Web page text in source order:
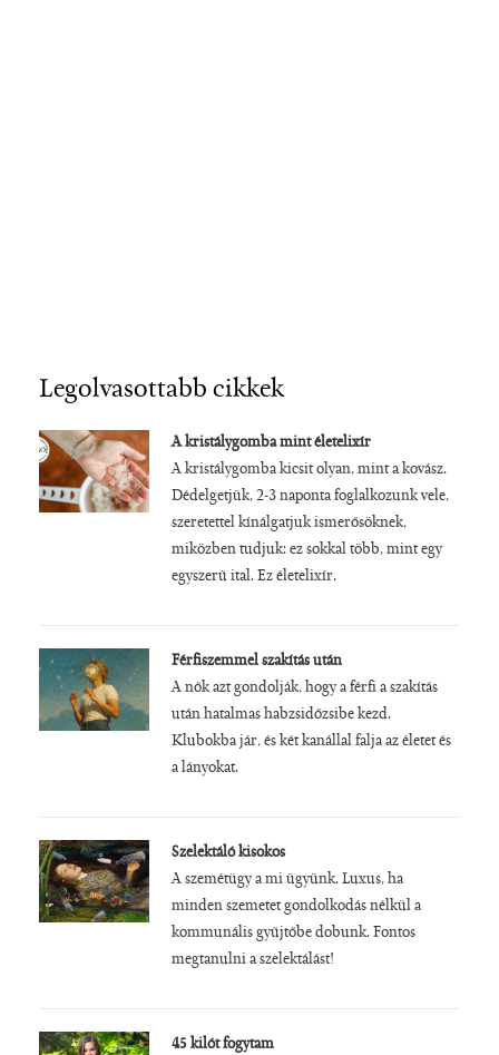
Legolvasottabb cikkek
A kristálygomba mint életelixír
A kristálygomba kicsit olyan, mint a kovász.
Dédelgetjük, 2-3 naponta foglalkozunk vele,
szeretettel kínálgatjuk ismerősöknek,
miközben tudjuk: ez sokkal több, mint egy
egyszerű ital. Ez életelixír.
Férfiszemmel szakítás után
A nők azt gondolják, hogy a férfi a szakítás
után hatalmas habzsidőzsibe kezd.
Klubokba jár, és két kanállal falja az életet és
a lányokat.
Szelektáló kisokos
A szemétügy a mi ügyünk. Luxus, ha
minden szemetet gondolkodás nélkül a
kommunális gyűjtőbe dobunk. Fontos
megtanulni a szelektálást!
45 kilót fogytam